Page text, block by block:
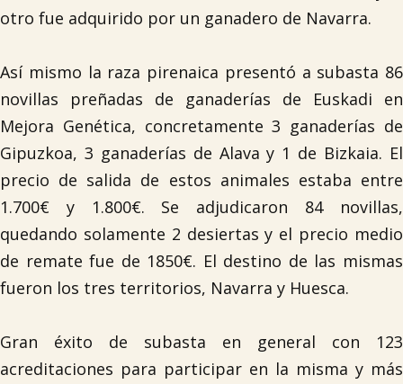
otro fue adquirido por un ganadero de Navarra.
Así mismo la raza pirenaica presentó a subasta 86
novillas preñadas de ganaderías de Euskadi en
Mejora Genética, concretamente 3 ganaderías de
Gipuzkoa, 3 ganaderías de Alava y 1 de Bizkaia. El
precio de salida de estos animales estaba entre
1.700€ y 1.800€. Se adjudicaron 84 novillas,
quedando solamente 2 desiertas y el precio medio
de remate fue de 1850€. El destino de las mismas
fueron los tres territorios, Navarra y Huesca.
Gran éxito de subasta en general con 123
acreditaciones para participar en la misma y más